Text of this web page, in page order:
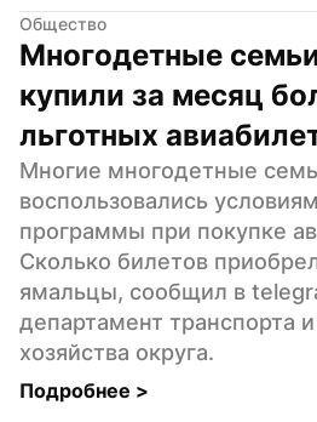
Общество
Многодетные
купили за месяц
льготных
Многие многодетные
воспользовались
программы при покупке
Сколько билетов
ямальцы, сообщил в
департамент транспорта
хозяйства округа.
Подробнее >